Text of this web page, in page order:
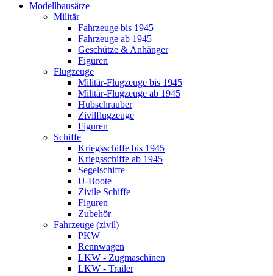
Modellbausätze
Militär
Fahrzeuge bis 1945
Fahrzeuge ab 1945
Geschütze & Anhänger
Figuren
Flugzeuge
Militär-Flugzeuge bis 1945
Militär-Flugzeuge ab 1945
Hubschrauber
Zivilflugzeuge
Figuren
Schiffe
Kriegsschiffe bis 1945
Kriegsschiffe ab 1945
Segelschiffe
U-Boote
Zivile Schiffe
Figuren
Zubehör
Fahrzeuge (zivil)
PKW
Rennwagen
LKW - Zugmaschinen
LKW - Trailer